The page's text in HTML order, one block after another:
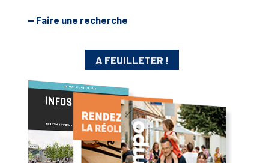
— Faire une recherche
A FEUILLETER !